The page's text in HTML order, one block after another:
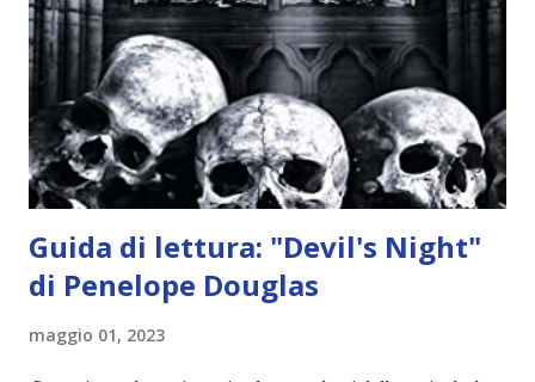
credono e che potrebbe aver ucciso altri mezzi angeli, tipo
Rafael. A quelle parole, Haniel seguito da altri ibridi, si reca
nell'appartamento, senza risultati. Infine cercano nella
chiesetta. Lì trovano Rafael alle prese con gli angeli puri,
ma questa volta ...
Guida di lettura: "Devil's Night"
di Penelope Douglas
maggio 01, 2023